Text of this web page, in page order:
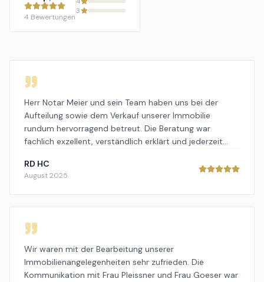
4 Bewertungen
3
Herr Notar Meier und sein Team haben uns bei der
Aufteilung sowie dem Verkauf unserer Immobilie
rundum hervorragend betreut. Die Beratung war
fachlich exzellent, verständlich erklärt und jederzeit
sehr gute Erreichbarkeit sowie das hohe persönliche
Engagement. Wir haben uns zu jedem Zeitpunkt
bestens aufgehoben gefühlt – absolut empfehlenswert!
RD HC
August 2025
Wir waren mit der Bearbeitung unserer
Immobilienangelegenheiten sehr zufrieden. Die
Kommunikation mit Frau Pleissner und Frau Goeser war